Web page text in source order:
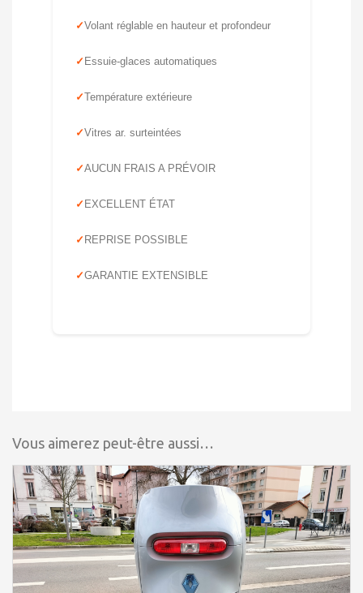
Volant réglable en hauteur et profondeur
Essuie-glaces automatiques
Température extérieure
Vitres ar. surteintées
AUCUN FRAIS A PRÉVOIR
EXCELLENT ÉTAT
REPRISE POSSIBLE
GARANTIE EXTENSIBLE
Vous aimerez peut-être aussi…